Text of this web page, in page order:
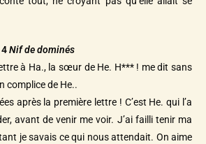
Nif de dominés
à Ha., la sœur de He. H*** ! me dit sans
complice de He..
après la première lettre ! C’est He. qui l’a
avant de venir me voir. J’ai failli tenir ma
je savais ce qui nous attendait. On aime